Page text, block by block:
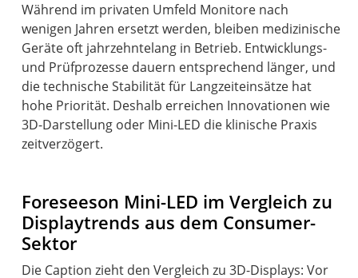
Während im privaten Umfeld Monitore nach
wenigen Jahren ersetzt werden, bleiben medizinische
Geräte oft jahrzehntelang in Betrieb. Entwicklungs-
und Prüfprozesse dauern entsprechend länger, und
die technische Stabilität für Langzeiteinsätze hat
hohe Priorität. Deshalb erreichen Innovationen wie
3D-Darstellung oder Mini-LED die klinische Praxis
zeitverzögert.
Foreseeson Mini-LED im Vergleich zu
Displaytrends aus dem Consumer-
Sektor
Die Caption zieht den Vergleich zu 3D-Displays: Vor